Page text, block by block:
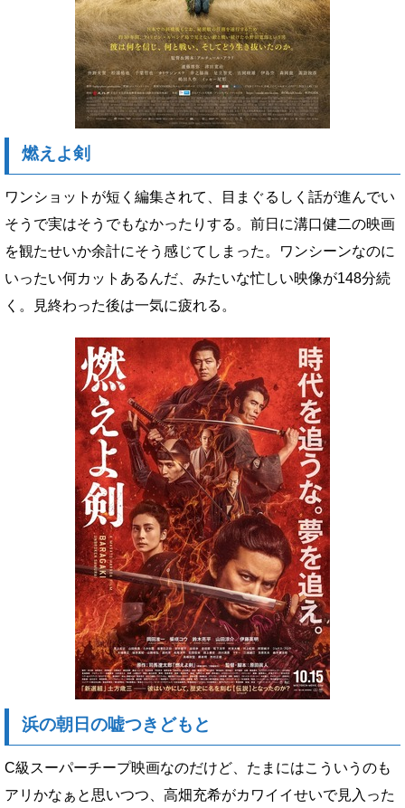
燃えよ剣
ワンショットが短く編集されて、目まぐるしく話が進んでい
そうで実はそうでもなかったりする。前日に溝口健二の映画
を観たせいか余計にそう感じてしまった。ワンシーンなのに
いったい何カットあるんだ、みたいな忙しい映像が148分続
く。見終わった後は一気に疲れる。
浜の朝日の嘘つきどもと
C級スーパーチープ映画なのだけど、たまにはこういうのも
アリかなぁと思いつつ、高畑充希がカワイイせいで見入った